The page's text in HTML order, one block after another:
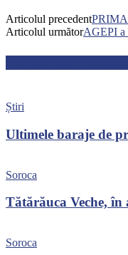
Articolul precedent
Articolul următorAGEPI a
Știri
Ultimele baraje de
Soroca
Tătărăuca Veche,
Soroca